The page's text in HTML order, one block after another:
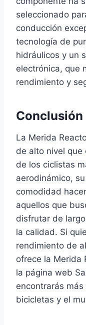
seleccionado
conducción
tecnología de
hidráulicos y un
electrónica, que
rendimiento y
Conclusión
La Merida
de alto nivel que
de los ciclistas
aerodinámico,
comodidad
aquellos que
disfrutar de
la calidad. Si
rendimiento de
ofrece la Merida
la página web
encontrarás
bicicletas y el